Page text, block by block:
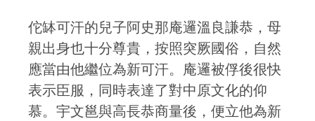
佗缽可汗的兒子阿史那庵邏溫良謙恭，母
親出身也十分尊貴，按照突厥國俗，自然
應當由他繼位為新可汗。庵邏被俘後很快
表示臣服，同時表達了對中原文化的仰
慕。宇文邕與高長恭商量後，便立他為新